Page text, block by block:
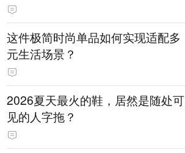
这件极简时尚单品如何实现适配多
元生活场景？
2026夏天最火的鞋，居然是随处可
见的人字拖？